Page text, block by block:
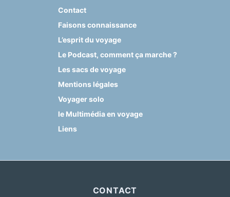
Contact
Faisons connaissance
L’esprit du voyage
Le Podcast, comment ça marche ?
Les sacs de voyage
Mentions légales
Voyager solo
le Multimédia en voyage
Liens
CONTACT